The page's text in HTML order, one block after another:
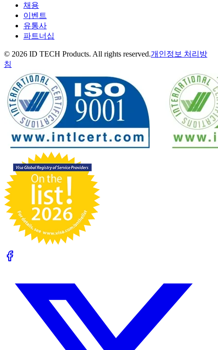
채용
이벤트
유통사
파트너십
© 2026 ID TECH Products. All rights reserved.개인정보 처리방
침